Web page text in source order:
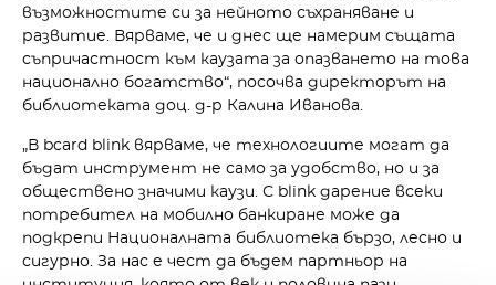
възможностите си за нейното съхраняване и
развитие. Вярваме, че и днес ще намерим същата
съпричастност към каузата за опазването на това
национално богатство“, посочва директорът на
библиотеката доц. д-р Калина Иванова.
„В bcard blink вярваме, че технологиите могат да
бъдат инструмент не само за удобство, но и за
обществено значими каузи. С blink дарение всеки
потребител на мобилно банкиране може да
подкрепи Националната библиотека бързо, лесно и
сигурно. За нас е чест да бъдем партньор на